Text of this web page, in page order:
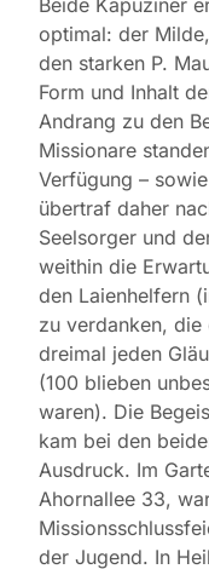
Beide Kapuziner
optimal: der
den starken P.
Form und Inhalt
Andrang zu den
Missionare
Verfügung –
übertraf daher
Seelsorger und
weithin die
den Laienhelfern
zu verdanken,
dreimal jeden
(100 blieben
waren). Die
kam bei den
Ausdruck. Im
Ahornallee 33,
der Jugend. In